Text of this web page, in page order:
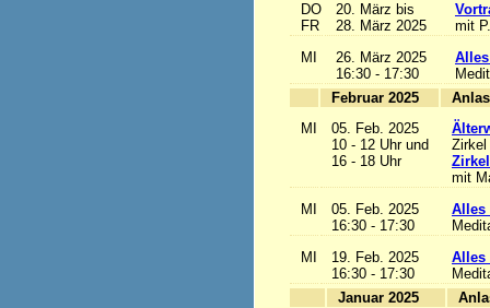
DO
FR
20. März bis
28. März 2025
mit
MI
26. März 2025
16:30 - 17:30
Februar 2025
MI
05. Feb. 2025
10 - 12 Uhr und
16 - 18 Uhr
Zirkel
mit
MI
05. Feb. 2025
16:30 - 17:30
Alles
MI
19. Feb. 2025
16:30 - 17:30
Alles
Januar 2025